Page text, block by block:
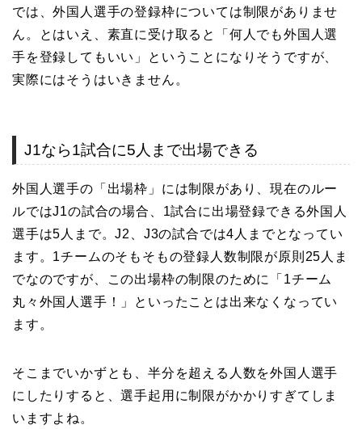
では、外国人選手の登録枠については制限がありませ
ん。とはいえ、素直に受け取ると「何人でも外国人選
手を登録してもいい」ということになりそうですが、
実際にはそうはいきません。
J1なら1試合に5人まで出場できる
外国人選手の「出場枠」には制限があり、現在のルー
ルではJ1の試合の場合、1試合に出場登録できる外国人
選手は5人まで。J2、J3の試合では4人までとなってい
ます。1チームのそもそもの登録人数制限が原則25人ま
でなのですが、この出場枠の制限のために「1チーム
丸々外国人選手！」といったことは出来なくなってい
ます。
そこまでいかずとも、半分を超える人数を外国人選手
にしたりすると、選手起用に制限がかかりすぎてしま
いますよね。